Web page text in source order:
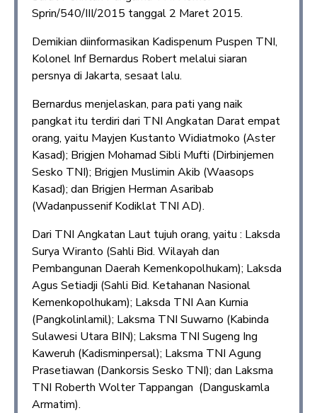
Sprin/540/III/2015 tanggal 2 Maret 2015.
Demikian diinformasikan Kadispenum Puspen TNI,
Kolonel Inf Bernardus Robert melalui siaran
persnya di Jakarta, sesaat lalu.
Bernardus menjelaskan, para pati yang naik
pangkat itu terdiri dari TNI Angkatan Darat empat
orang, yaitu Mayjen Kustanto Widiatmoko (Aster
Kasad); Brigjen Mohamad Sibli Mufti (Dirbinjemen
Sesko TNI); Brigjen Muslimin Akib (Waasops
Kasad); dan Brigjen Herman Asaribab
(Wadanpussenif Kodiklat TNI AD).
Dari TNI Angkatan Laut tujuh orang, yaitu : Laksda
Surya Wiranto (Sahli Bid. Wilayah dan
Pembangunan Daerah Kemenkopolhukam); Laksda
Agus Setiadji (Sahli Bid. Ketahanan Nasional
Kemenkopolhukam); Laksda TNI Aan Kurnia
(Pangkolinlamil); Laksma TNI Suwarno (Kabinda
Sulawesi Utara BIN); Laksma TNI Sugeng Ing
Kaweruh (Kadisminpersal); Laksma TNI Agung
Prasetiawan (Dankorsis Sesko TNI); dan Laksma
TNI Roberth Wolter Tappangan (Danguskamla
Armatim).